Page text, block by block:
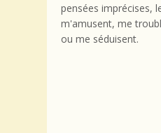
pensées imprécises,
m'amusent, me
ou me séduisent.